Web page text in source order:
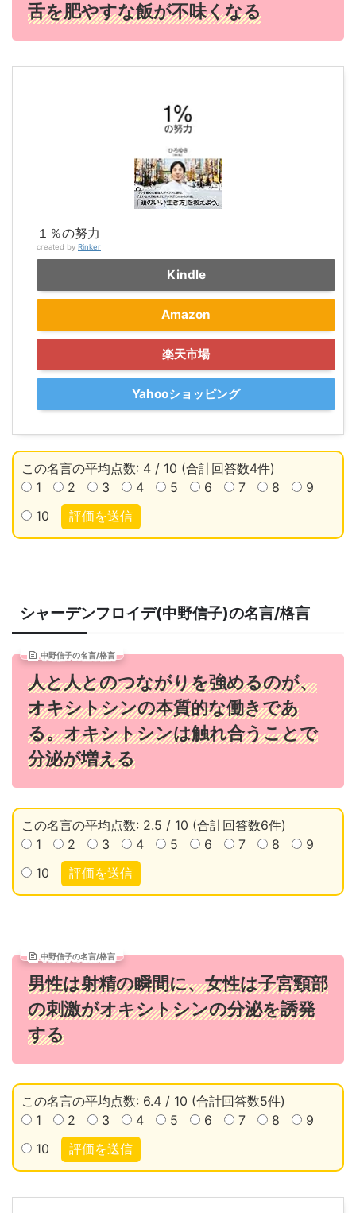
舌を肥やすな飯が不味くなる
１％の努力
created by Rinker
Kindle
Amazon
楽天市場
Yahooショッピング
この名言の平均点数: 4 / 10 (合計回答数4件)
1
2 3 4 5 6 7 8
9
10
評価を送信
シャーデンフロイデ(中野信子)の名言/格言
中野信子の名言/格言
人と人とのつながりを強めるのが、
オキシトシンの本質的な働きであ
る。オキシトシンは触れ合うことで
分泌が増える
この名言の平均点数: 2.5 / 10 (合計回答数6件)
1
2 3 4 5 6 7 8
9
10
評価を送信
中野信子の名言/格言
男性は射精の瞬間に、女性は子宮頸部
の刺激がオキシトシンの分泌を誘発
する
この名言の平均点数: 6.4 / 10 (合計回答数5件)
1
2 3 4 5 6 7 8
9
10
評価を送信